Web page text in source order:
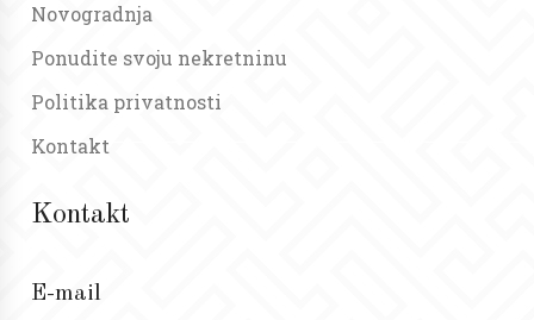
Novogradnja
Ponudite svoju nekretninu
Politika privatnosti
Kontakt
Kontakt
E-mail